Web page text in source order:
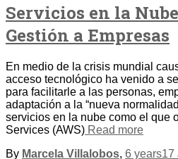
Servicios en la
Gestión a Empresas
En medio de la crisis mundial
acceso tecnológico ha venido a
para facilitarle a las personas,
adaptación a la “nueva
servicios en la nube como el que
Services (AWS) Read more
By Marcela Villalobos, 6 years17